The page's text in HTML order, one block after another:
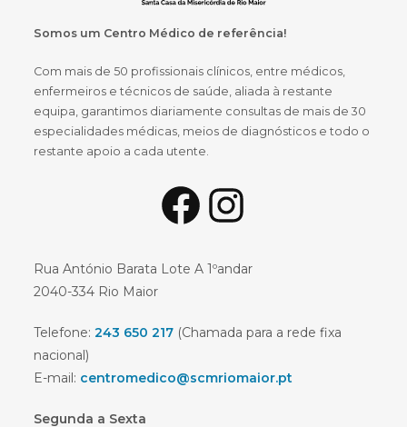
Somos um Centro Médico de referência!
Com mais de 50 profissionais clínicos, entre médicos,
enfermeiros e técnicos de saúde, aliada à restante
equipa, garantimos diariamente consultas de mais de 30
especialidades médicas, meios de diagnósticos e todo o
restante apoio a cada utente.
FacebookInstagram
Rua António Barata Lote A 1ºandar
2040-334 Rio Maior
Telefone:243 650 217 (Chamada para a rede fixa
nacional)
E-mail: centromedico@scmriomaior.pt
Segunda a Sexta